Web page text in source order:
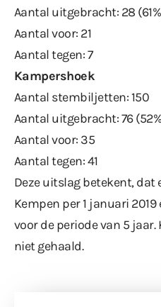
Aantal uitgebracht: 28
Aantal voor: 21
Aantal tegen: 7
Kampershoek
Aantal stembiljetten: 150
Aantal uitgebracht: 76
Aantal voor: 35
Aantal tegen: 41
Deze uitslag betekent, dat
Kempen per 1 januari
voor de periode van 5
niet gehaald.